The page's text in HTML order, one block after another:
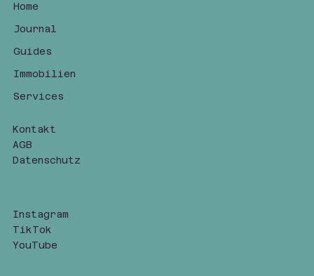
Home
Journal
Guides
Immobilien
Services
Kontakt
AGB
Datenschutz
Instagram
TikTok
YouTube